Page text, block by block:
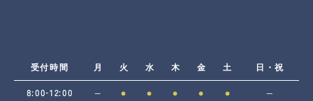
受付時間 月 火 水 木 金 土 日・祝
8:00-12:00 ― ● ● ● ● ● ―